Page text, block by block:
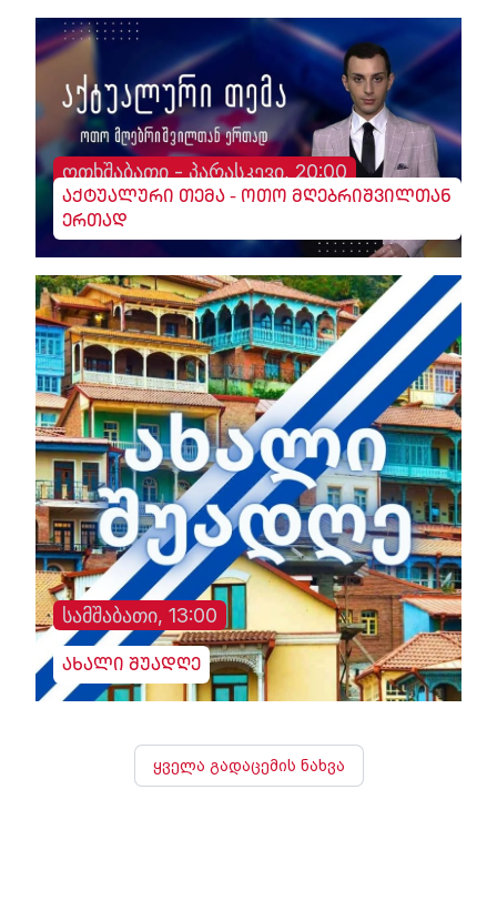
ოთხშაბათი - პარასკევი, 20:00
აქტუალური თემა - ოთო მღებრიშვილთან
ერთად
სამშაბათი, 13:00
ახალი შუადღე
ყველა გადაცემის ნახვა